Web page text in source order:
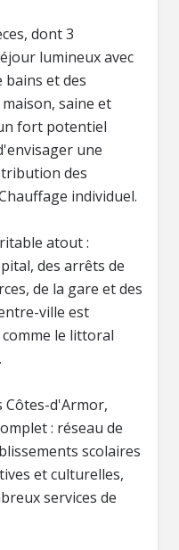
dont 3
lumineux avec
bains et des
saine et
fort potentiel
une
des
individuel.
atout :
des arrêts de
de la gare et des
ville est
le littoral
Côtes-d'Armor,
: réseau de
scolaires
et culturelles,
services de